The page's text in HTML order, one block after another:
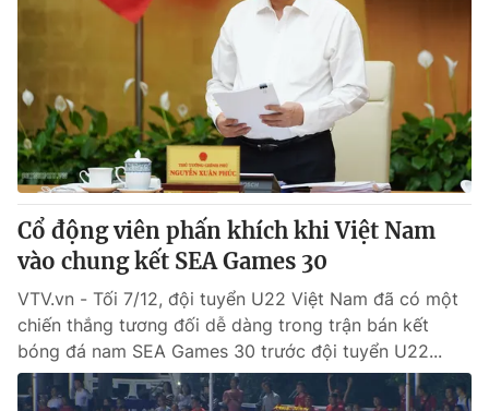
Cổ động viên phấn khích khi Việt Nam
vào chung kết SEA Games 30
VTV.vn - Tối 7/12, đội tuyển U22 Việt Nam đã có một
chiến thắng tương đối dễ dàng trong trận bán kết
bóng đá nam SEA Games 30 trước đội tuyển U22...